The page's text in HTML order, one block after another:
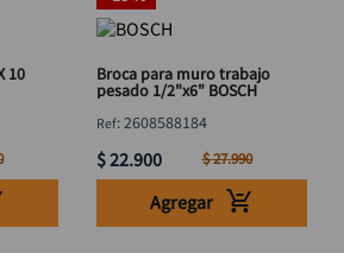
10 Broca para muro trabajo
pesado 1/2"x6" BOSCH
:2608588184
$22.900 $27.990
Agregar